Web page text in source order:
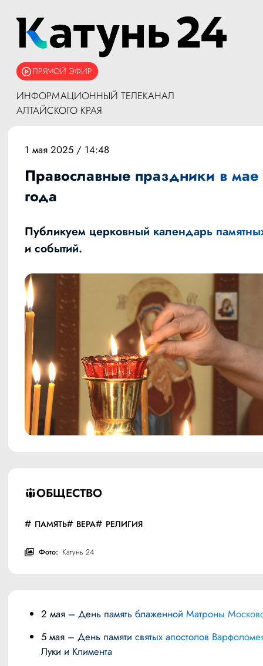
ПРЯМОЙ ЭФИР
ИНФОРМАЦИОННЫЙ ТЕЛЕКАНАЛ
АЛТАЙСКОГО КРАЯ
ОБЩЕСТВО
ПАМЯТЬ ВЕРА РЕЛИГИЯ
Фото: Катунь 24
1 мая 2025 / 14:48
Православные праздники в
года
Публикуем церковный календарь
и событий.
2 мая – День память блаженной Матроны
5 мая – День памяти святых апостолов Варфоломея,
Луки и Климента